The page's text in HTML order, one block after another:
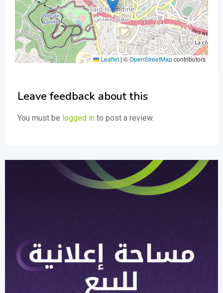
Leaflet | ©OpenStreetMapcontributors
Leave feedback about this
You must be logged in to post a review.